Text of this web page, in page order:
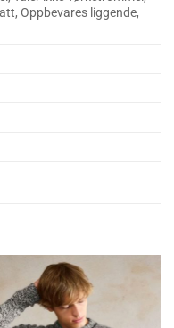
Oppbevares liggende,